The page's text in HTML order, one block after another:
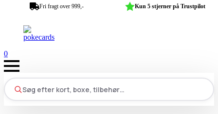
Fri fragt over 999,- Kun 5 stjerner på Trustpilot
0
Søg efter kort, boxe, tilbehør…